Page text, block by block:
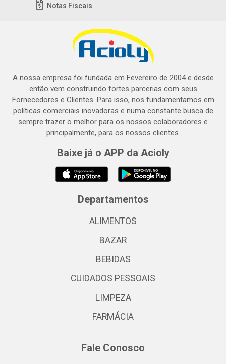
Notas Fiscais
A nossa empresa foi fundada em Fevereiro de 2004 e desde
então vem construindo fortes parcerias com seus
Fornecedores e Clientes. Para isso, nos fundamentamos em
políticas comerciais inovadoras e numa constante busca de
sempre trazer o melhor para os nossos colaboradores e
principalmente, para os nossos clientes.
Baixe já o APP da Acioly
Departamentos
ALIMENTOS
BAZAR
BEBIDAS
CUIDADOS PESSOAIS
LIMPEZA
FARMÁCIA
Fale Conosco